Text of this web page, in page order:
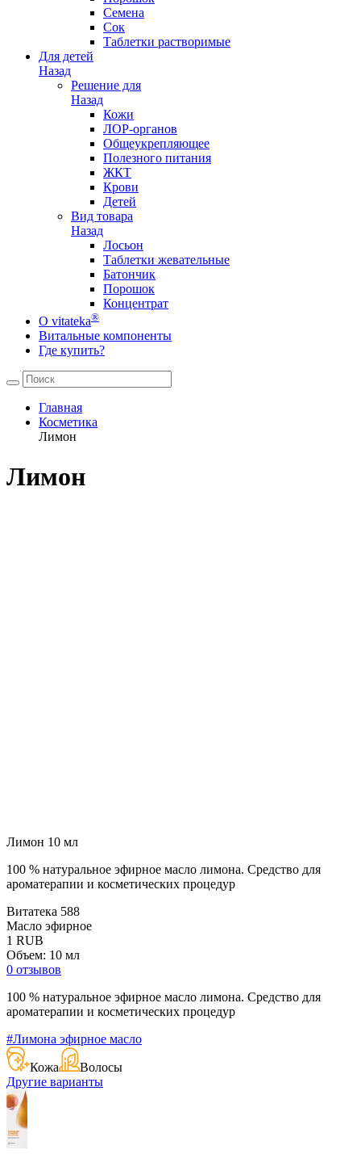
Семена
Сок
Таблетки растворимые
Для детей
Назад
Решение для
Назад
Кожи
ЛОР-органов
Общеукрепляющее
Полезного питания
ЖКТ
Крови
Детей
Вид товара
Назад
Лосьон
Таблетки жевательные
Батончик
Порошок
Концентрат
О vitateka®
Витальные компоненты
Где купить?
Главная
Косметика
Лимон
Лимон
Лимон 10 мл
100 % натуральное эфирное масло лимона. Средство для
ароматерапии и косметических процедур
Витатека 588
Масло эфирное
1 RUB
Объем: 10 мл
0 отзывов
100 % натуральное эфирное масло лимона. Средство для
ароматерапии и косметических процедур
#Лимона эфирное масло
Кожа
Волосы
Другие варианты